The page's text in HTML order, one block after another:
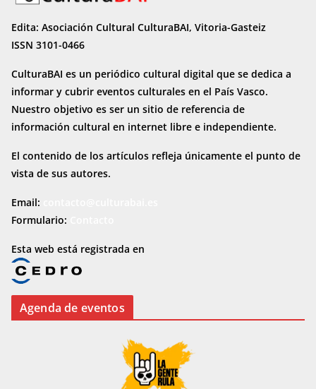
Edita: Asociación Cultural CulturaBAI, Vitoria-Gasteiz
ISSN 3101-0466
CulturaBAI es un periódico cultural digital que se dedica a
informar y cubrir eventos culturales en el País Vasco.
Nuestro objetivo es ser un sitio de referencia de
información cultural en internet libre e independiente.
El contenido de los artículos refleja únicamente el punto de
vista de sus autores.
Email:
Formulario:
Esta web está registrada en
Agenda de eventos